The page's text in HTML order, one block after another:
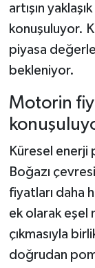
artışın
konuşuluyor.
piyasa
bekleniyor.
Motorin
Küresel enerji
Boğazı
fiyatları daha
ek olarak eşel
çıkmasıyla
doğrudan